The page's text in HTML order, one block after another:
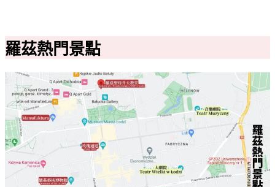
羅茲熱門景點